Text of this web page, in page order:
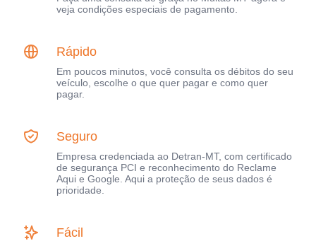
veja condições especiais de pagamento.
Rápido
Em poucos minutos, você consulta os débitos do seu
veículo, escolhe o que quer pagar e como quer
pagar.
Seguro
Empresa credenciada ao Detran-MT, com certificado
de segurança PCI e reconhecimento do Reclame
Aqui e Google. Aqui a proteção de seus dados é
prioridade.
Fácil